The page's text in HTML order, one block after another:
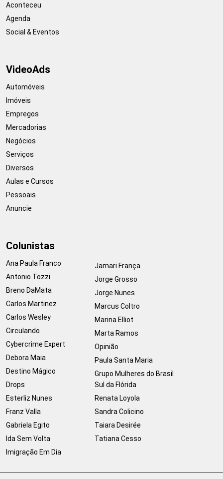
Aconteceu
Agenda
Social & Eventos
VideoAds
Automóveis
Imóveis
Empregos
Mercadorias
Negócios
Serviços
Diversos
Aulas e Cursos
Pessoais
Anuncie
Colunistas
Ana Paula Franco
Antonio Tozzi
Breno DaMata
Carlos Martinez
Carlos Wesley
Circulando
Cybercrime Expert
Debora Maia
Destino Mágico
Drops
Esterliz Nunes
Franz Valla
Gabriela Egito
Ida Sem Volta
Imigração Em Dia
Jamari França
Jorge Grosso
Jorge Nunes
Marcus Coltro
Marina Elliot
Marta Ramos
Opinião
Paula Santa Maria
Grupo Mulheres do Brasil
Sul da Flórida
Renata Loyola
Sandra Colicino
Taiara Desirée
Tatiana Cesso